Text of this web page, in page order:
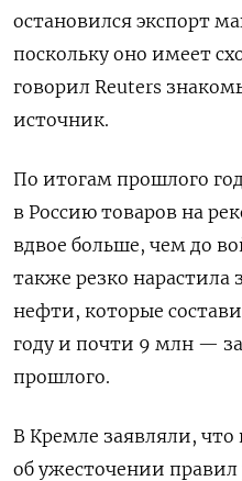
остановился экспорт
поскольку оно имеет
говорил Reuters
источник.
По итогам прошлого
в Россию товаров на
вдвое больше, чем до
также резко нарастила
нефти, которые
году и почти 9 млн —
прошлого.
В Кремле заявляли, что
об ужесточении